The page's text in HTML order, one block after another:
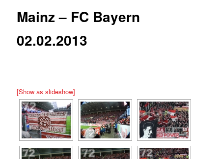
Mainz – FC Bayern
02.02.2013
[Show as slideshow]